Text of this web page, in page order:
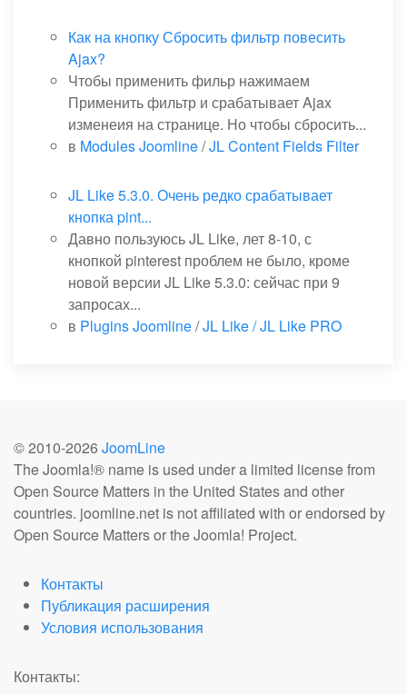
Как на кнопку Сбросить фильтр повесить
Ajax?
Чтобы применить фильр нажимаем
Применить фильтр и срабатывает Ajax
изменеия на странице. Но чтобы сбросить...
в Modules Joomline/JL Content Fields Filter
JL Like 5.3.0. Очень редко срабатывает
кнопка pint...
Давно пользуюсь JL Like, лет 8-10, с
кнопкой pinterest проблем не было, кроме
новой версии JL Like 5.3.0: сейчас при 9
запросах...
в Plugins Joomline/JL Like / JL Like PRO
© 2010-2026 JoomLine
The Joomla!® name is used under a limited license from
Open Source Matters in the United States and other
countries. joomline.net is not affiliated with or endorsed by
Open Source Matters or the Joomla! Project.
Контакты
Публикация расширения
Условия использования
Контакты: